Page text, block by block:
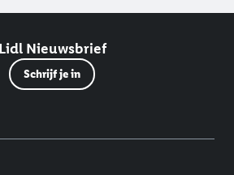
Lidl Nieuwsbrief
Schrijf je in